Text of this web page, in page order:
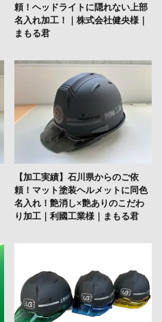
頼！ヘッドライトに隠れない上部
名入れ加工！｜株式会社健央様｜
まもる君
【加工実績】石川県からのご依
頼！マット塗装ヘルメットに同色
名入れ！艶消し×艶ありのこだわ
り加工｜利國工業様｜まもる君